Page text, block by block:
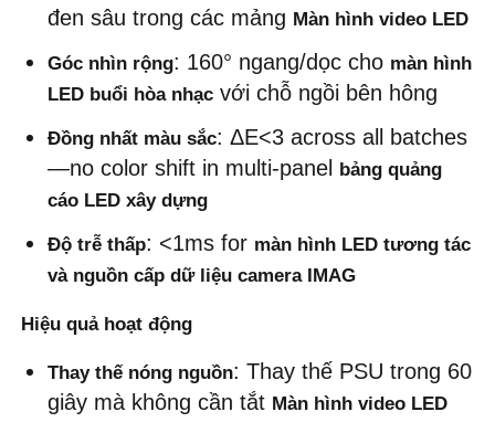
đen sâu trong các mảng Màn hình video LED
Góc nhìn rộng: 160° ngang/dọc cho màn hình
LED buổi hòa nhạc với chỗ ngồi bên hông
Đồng nhất màu sắc: ΔE<3 across all batches
—no color shift in multi-panel bảng quảng
cáo LED xây dựng
Độ trễ thấp: <1ms for màn hình LED tương tác
và nguồn cấp dữ liệu camera IMAG
Hiệu quả hoạt động
Thay thế nóng nguồn: Thay thế PSU trong 60
giây mà không cần tắt Màn hình video LED